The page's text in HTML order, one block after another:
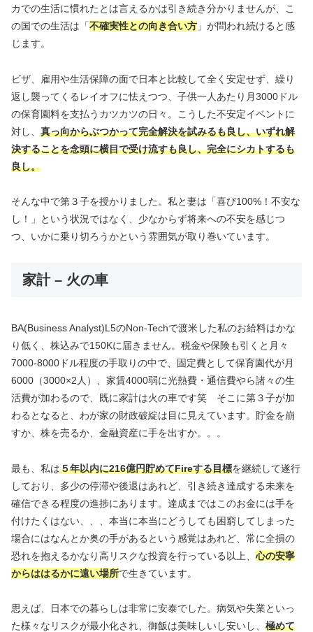
カでの生活に慣れたとは言えるかは引き続き分かりませんが、こ
の国での生活は「不確実性との向き合い方 」が問われ続けると感
じます。
ビザ、雇用や生活保障の面で日本と比較して全く安定せず、繰り
返し襲ってくるレイオフに怯えつつ、子供一人あたり月3000ドル
の保育園料を支払うカツカツの日々。こうした不安定イベントに
対し、 真っ向からぶつかって完全解決を試みるも良し、いずれ解
決することを念頭に横目で受け流すも良し、完全にシカトするも
良し。
そんな中で第３子を授かりました。私と妻は「喜び100%！不安な
し！」という状況ではなく、少なからず将来への不安を感じつ
つ、いかに乗り切ろうかという雰囲気が取り巻いています。
家計 – 火の車
BA(Business Analyst)L5のNon-Techで渡米した私のお給料はかな
り低く、株込みで150Kに届きません。税金や保険も引くと月々
7000-8000ドル程度の手取りの中で、固定費として保育園代が月
6000（3000×2人）、家賃4000弱に光熱費・通信費やら諸々の生
活費が加わるので、既に家計は火の車です笑 そこに第３子が加
わるとなると、わが家の財政破綻は目に見えています。貯金を崩
すか、株を売るか、金融資産に手を出すか。。。
最も、私は５年以内に216億円貯めてFireする目標を継続して遂行
しており、多少の停滞や後退はあれど、引き続き達成する未来を
確信できる程度の進捗にあります。達成まではこのお金には手を
付けたくはない、、、本当に本当にどうしても困窮してしまった
場合にはなんとか奥の手があるという感覚はあれど、常に全損の
恐れを抱えるかなり高リスクな投資を行っている以上、 心の安寧
からははるかに遠い場所で生きています。
思えば、日本での暮らしは非常に安泰でした。病気や失業といっ
た様々なリスクが最小化され、御飯は美味しいし安いし、 極めて